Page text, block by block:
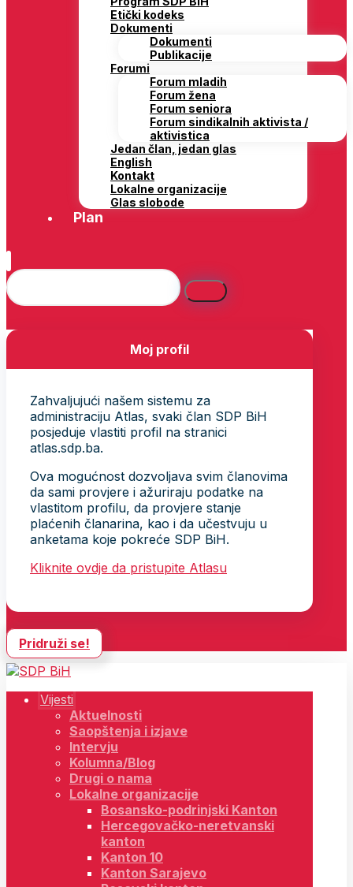
Etički kodeks
Dokumenti
Dokumenti
Publikacije
Forumi
Forum mladih
Forum žena
Forum seniora
Forum sindikalnih aktivista /
aktivistica
Jedan član, jedan glas
English
Kontakt
Lokalne organizacije
Glas slobode
Plan
Moj profil
Zahvaljujući našem sistemu za
administraciju Atlas, svaki član SDP BiH
posjeduje vlastiti profil na stranici
atlas.sdp.ba.
Ova mogućnost dozvoljava svim članovima
da sami provjere i ažuriraju podatke na
vlastitom profilu, da provjere stanje
plaćenih članarina, kao i da učestvuju u
anketama koje pokreće SDP BiH.
Kliknite ovdje da pristupite Atlasu
Pridruži se!
Vijesti
Aktuelnosti
Saopštenja i izjave
Intervju
Kolumna/Blog
Drugi o nama
Lokalne organizacije
Bosansko-podrinjski Kanton
Hercegovačko-neretvanski
kanton
Kanton 10
Kanton Sarajevo